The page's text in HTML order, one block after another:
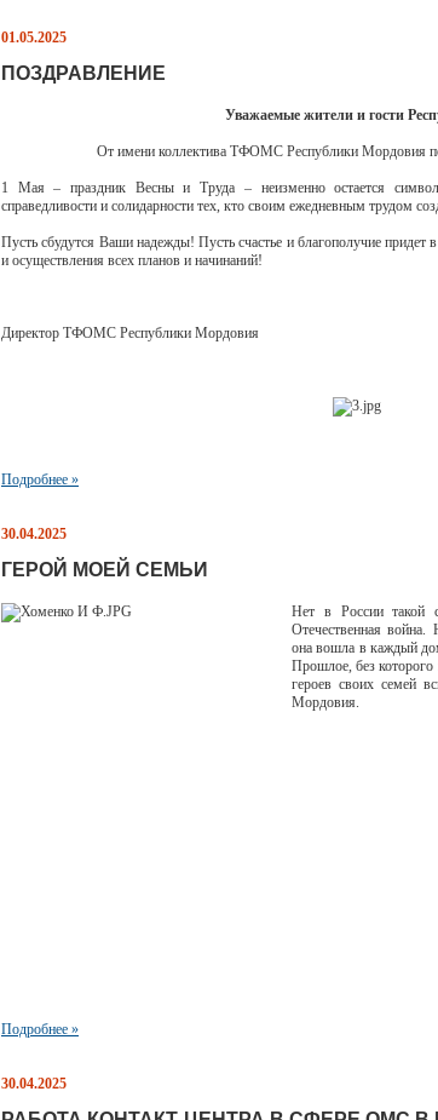
01.05.2025
ПОЗДРАВЛЕНИЕ
Уважаемые жители и гости
От имени коллектива ТФОМС Республики Мордовия
1 Мая – праздник Весны и Труда – неизменно остается
справедливости и солидарности тех, кто своим ежедневным трудом
Пусть сбудутся Ваши надежды! Пусть счастье и благополучие
и осуществления всех планов и начинаний!
Директор ТФОМС Республики
Подробнее »
30.04.2025
ГЕРОЙ МОЕЙ СЕМЬИ
Нет в России такой
Отечественная
она вошла в каждый
Прошлое, без
героев своих семей
Мордовия.
Подробнее »
30.04.2025